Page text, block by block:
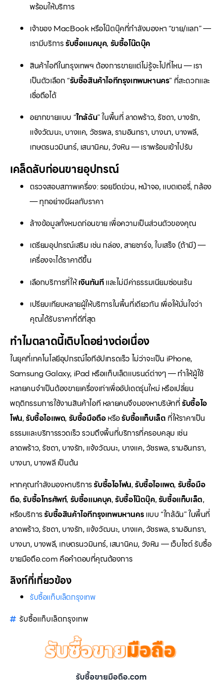
พร้อมให้บริการ
เจ้าของ MacBook หรือโน๊ตบุ๊คที่กำลังมองหา “ขาย/แลก” —
เรามีบริการรับซื้อแมคบุค, รับซื้อโน๊ตบุ๊ค
สินค้าไอทีในกรุงเทพฯ ต้องการขายแต่ไม่รู้จะไปที่ไหน — เรา
เป็นตัวเลือก “รับซื้อสินค้าไอทีกรุงเทพมหานคร” ที่สะดวกและ
เชื่อถือได้
อยากขายแบบ “ใกล้ฉัน” ในพื้นที่ ลาดพร้าว, รัชดา, บางรัก,
แจ้งวัฒนะ, บางแค, วัชรพล, รามอินทรา, บางนา, บางพลี,
เกษตรนวมินทร์, เสนานิคม, วังหิน — เราพร้อมเข้าไปรับ
เคล็ดลับก่อนขายอุปกรณ์
ตรวจสอบสภาพเครื่อง: รอยขีดข่วน, หน้าจอ, แบตเตอรี่, กล้อง
— ทุกอย่างมีผลกับราคา
ล้างข้อมูลทั้งหมดก่อนขาย เพื่อความเป็นส่วนตัวของคุณ
เตรียมอุปกรณ์เสริม เช่น กล่อง, สายชาร์จ, ใบเสร็จ (ถ้ามี) —
เครื่องจะได้ราคาดีขึ้น
เลือกบริการที่ให้เงินทันทีและไม่มีค่าธรรมเนียมซ่อนเร้น
เปรียบเทียบหลายผู้ให้บริการในพื้นที่เดียวกัน เพื่อให้มั่นใจว่า
คุณได้รับราคาที่ดีที่สุด
ทำไมตลาดนี้เติบโตอย่างต่อเนื่อง
ในยุคที่เทคโนโลยีอุปกรณ์ไอทีอัปเกรดเร็ว ไม่ว่าจะเป็น iPhone,
Samsung Galaxy, iPad หรือแท็บเล็ตแบรนด์ต่างๆ — ทำให้ผู้ใช้
หลายคนจำเป็นต้องขายเครื่องเก่าเพื่ออัปเดตรุ่นใหม่ หรือเปลี่ยน
พฤติกรรมการใช้งานสินค้าไอที หลายคนจึงมองหาบริษัทที่รับซื้อไอ
โฟน,รับซื้อไอแพด, รับซื้อมือถือหรือรับซื้อแท็บเล็ต ที่ให้ราคาเป็น
ธรรมและบริการรวดเร็ว รวมถึงพื้นที่บริการที่ครอบคลุม เช่น
ลาดพร้าว, รัชดา, บางรัก, แจ้งวัฒนะ, บางแค, วัชรพล, รามอินทรา,
บางนา, บางพลี เป็นต้น
หากคุณกำลังมองหาบริการรับซื้อไอโฟน,รับซื้อไอแพด, รับซื้อมือ
ถือ,รับซื้อโทรศัพท์, รับซื้อแมคบุค,รับซื้อโน๊ตบุ๊ค,รับซื้อแท็บเล็ต,
หรือบริการรับซื้อสินค้าไอทีกรุงเทพมหานครแบบ “ใกล้ฉัน” ในพื้นที่
ลาดพร้าว, รัชดา, บางรัก, แจ้งวัฒนะ, บางแค, วัชรพล, รามอินทรา,
บางนา, บางพลี, เกษตรนวมินทร์, เสนานิคม, วังหิน — เว็บไซต์ รับซื้อ
ขายมือถือ.com คือคำตอบที่คุณต้องการ
ลิงก์ที่เกี่ยวข้อง
รับซื้อแท็บเล็ตกรุงเทพ
รับซื้อแท็บเล็ตกรุงเทพ
รับซื้อขายมือถือ.com